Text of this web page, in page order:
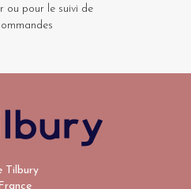
ou pour le suivi de
Tilbury